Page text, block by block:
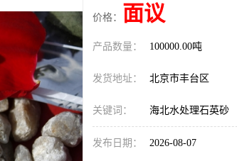
价格： 面议
产品数量： 100000.00吨
发货地址： 北京市丰台区
关键词： 海北水处理石英砂
发布日期： 2026-08-07